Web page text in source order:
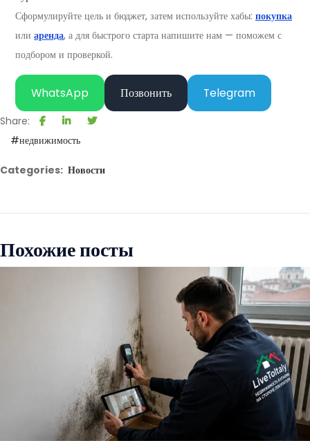
Сформулируйте цель и бюджет, затем используйте хабы: покупка
или аренда, а для быстрого старта напишите нам — поможем с
подбором и проверкой.
WhatsApp Позвонить Telegram
Share:
#недвижимость
Categories: Новости
Похожие посты